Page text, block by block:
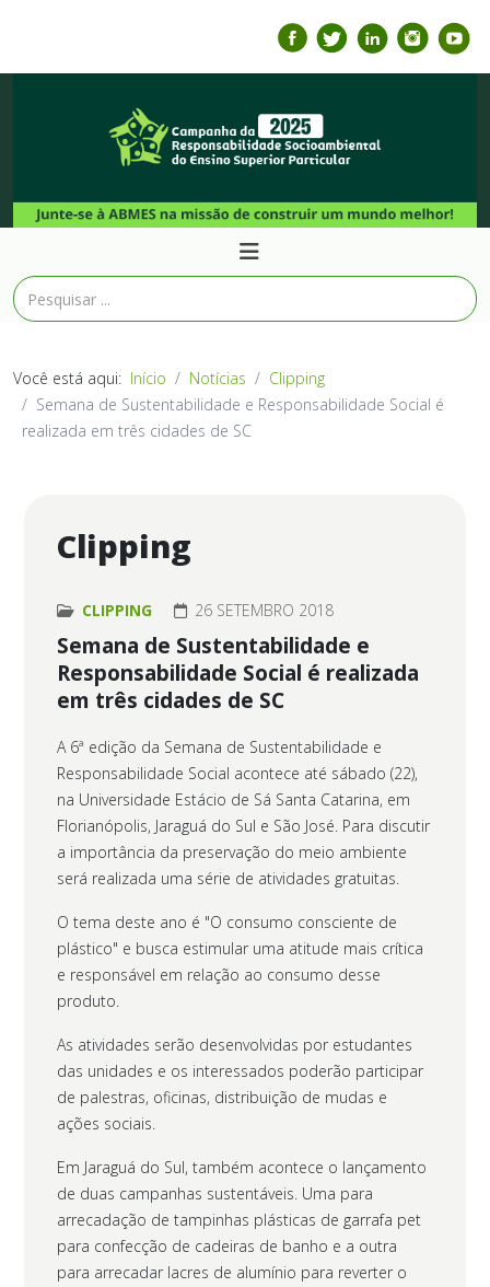
Você está aqui: Início Notícias
Clipping
Semana de Sustentabilidade e Responsabilidade Social é
realizada em três cidades de SC
Clipping
CLIPPING 26 SETEMBRO 2018
Semana de Sustentabilidade e
Responsabilidade Social é realizada
em três cidades de SC
A 6ª edição da Semana de Sustentabilidade e
Responsabilidade Social acontece até sábado (22),
na Universidade Estácio de Sá Santa Catarina, em
Florianópolis, Jaraguá do Sul e São José. Para discutir
a importância da preservação do meio ambiente
será realizada uma série de atividades gratuitas.
O tema deste ano é "O consumo consciente de
plástico" e busca estimular uma atitude mais crítica
e responsável em relação ao consumo desse
produto.
As atividades serão desenvolvidas por estudantes
das unidades e os interessados poderão participar
de palestras, oficinas, distribuição de mudas e
ações sociais.
Em Jaraguá do Sul, também acontece o lançamento
de duas campanhas sustentáveis. Uma para
arrecadação de tampinhas plásticas de garrafa pet
para confecção de cadeiras de banho e a outra
para arrecadar lacres de alumínio para reverter o